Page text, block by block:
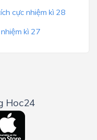
cực nhiệm kì 28
kì 27
Hoc24